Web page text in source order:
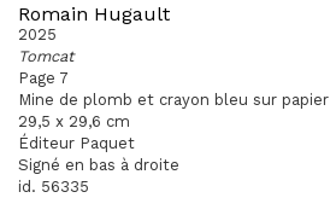
Romain Hugault
2025
Tomcat
Page 7
Mine de plomb et crayon bleu sur papier
29,5 x 29,6 cm
Éditeur Paquet
Signé en bas à droite
id. 56335